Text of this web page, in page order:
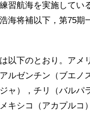
習航海を実施してい
海将補以下，第75
以下のとおり。アメ
ルゼンチン（ブエノ
ャ），チリ（バルパ
キシコ（アカプルコ